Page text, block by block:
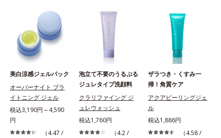
美白涼感ジェルパック
オーバーナイト ブラ
イトニング ジェル
税込3,190円～4,590
円
（4.47 /
泡立て不要のうるぷる
ジュレタイプ洗顔料
クラリファイング ジ
ュレウォッシュ
税込1,760円
（4.2 /
ザラつき・くすみ一
掃！角質ケア
アクアピーリングジェ
ル
税込1,886円
（4.58 /